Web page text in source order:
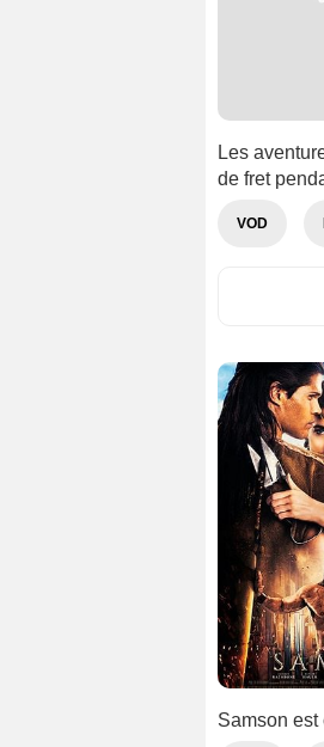
Les
de fret
VOD
Samson